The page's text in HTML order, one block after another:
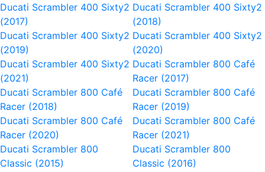
Ducati Scrambler 400 Sixty2
(2017)
Ducati Scrambler 400 Sixty2
(2018)
Ducati Scrambler 400 Sixty2
(2019)
Ducati Scrambler 400 Sixty2
(2020)
Ducati Scrambler 400 Sixty2
(2021)
Ducati Scrambler 800 Café
Racer (2017)
Ducati Scrambler 800 Café
Racer (2018)
Ducati Scrambler 800 Café
Racer (2019)
Ducati Scrambler 800 Café
Racer (2020)
Ducati Scrambler 800 Café
Racer (2021)
Ducati Scrambler 800
Classic (2015)
Ducati Scrambler 800
Classic (2016)